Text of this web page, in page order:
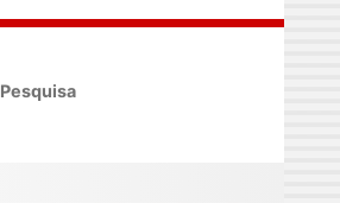
Pesquisa